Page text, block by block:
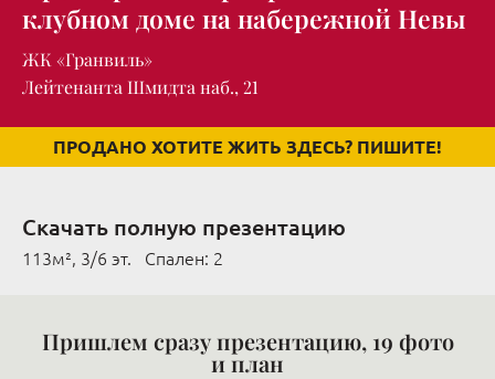
клубном доме на набережной Невы
ЖК «Гранвиль»
Лейтенанта Шмидта наб., 21
ПРОДАНО ХОТИТЕ ЖИТЬ ЗДЕСЬ? ПИШИТЕ!
Скачать полную презентацию
113м², 3/6 эт. Cпален: 2
Пришлем сразу презентацию, 19 фото
и план